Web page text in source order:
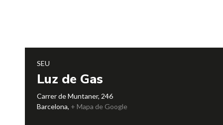
SEU
Luz de Gas
Carrer de Muntaner, 246
Barcelona, + Mapa de Google